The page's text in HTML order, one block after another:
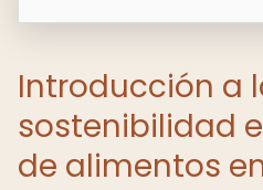
Introducción a
sostenibilidad
de alimentos